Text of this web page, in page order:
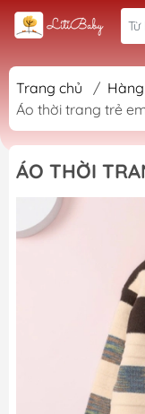
Trang chủ /
Áo thời trang trẻ
ÁO THỜI